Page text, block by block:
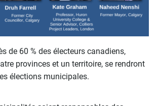
de 60 % des électeurs canadiens,
provinces et un territoire, se rendront
élections municipales.